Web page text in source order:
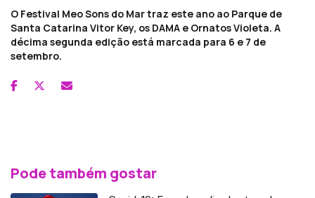
O Festival Meo Sons do Mar traz este ano ao Parque de
Santa Catarina Vitor Key, os DAMA e Ornatos Violeta. A
décima segunda edição está marcada para 6 e 7 de
setembro.
Pode também gostar